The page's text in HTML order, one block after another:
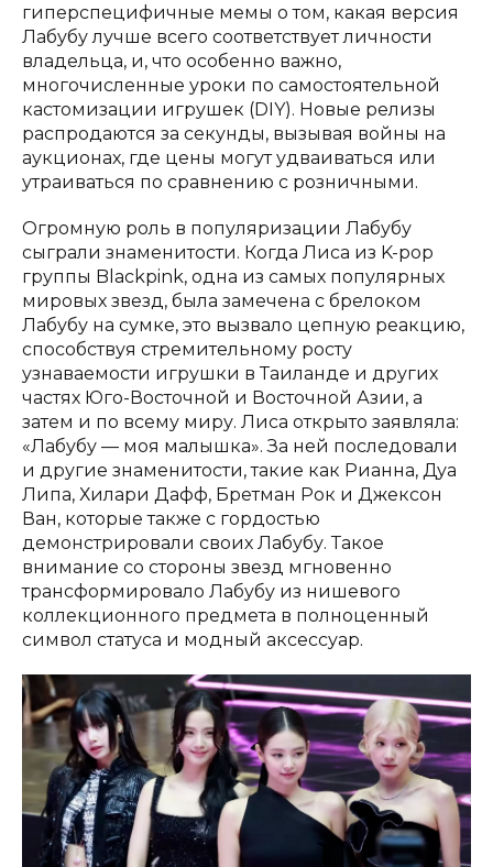
гиперспецифичные мемы о том, какая версия
Лабубу лучше всего соответствует личности
владельца, и, что особенно важно,
многочисленные уроки по самостоятельной
кастомизации игрушек (DIY). Новые релизы
распродаются за секунды, вызывая войны на
аукционах, где цены могут удваиваться или
утраиваться по сравнению с розничными.
Огромную роль в популяризации Лабубу
сыграли знаменитости. Когда Лиса из K-pop
группы Blackpink, одна из самых популярных
мировых звезд, была замечена с брелоком
Лабубу на сумке, это вызвало цепную реакцию,
способствуя стремительному росту
узнаваемости игрушки в Таиланде и других
частях Юго-Восточной и Восточной Азии, а
затем и по всему миру. Лиса открыто заявляла:
«Лабубу — моя малышка». За ней последовали
и другие знаменитости, такие как Рианна, Дуа
Липа, Хилари Дафф, Бретман Рок и Джексон
Ван, которые также с гордостью
демонстрировали своих Лабубу. Такое
внимание со стороны звезд мгновенно
трансформировало Лабубу из нишевого
коллекционного предмета в полноценный
символ статуса и модный аксессуар.